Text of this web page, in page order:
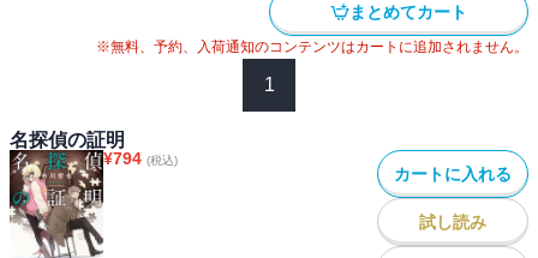
まとめてカート
※無料、予約、入荷通知のコンテンツはカートに追加されません。
1
名探偵の証明
¥794 (税込)
カートに入れる
試し読み